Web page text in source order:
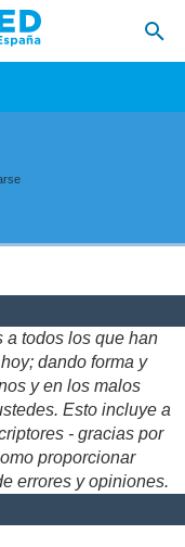
a todos los que han
dando forma y
y en los malos
Esto incluye a
- gracias por
proporcionar
errores y opiniones.